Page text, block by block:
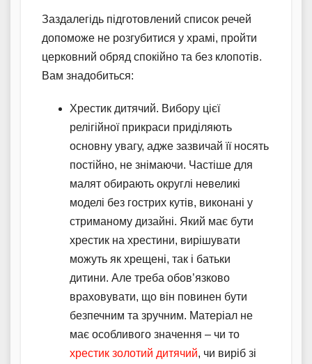
Заздалегідь підготовлений список речей
допоможе не розгубитися у храмі, пройти
церковний обряд спокійно та без клопотів.
Вам знадобиться:
Хрестик дитячий. Вибору цієї
релігійної прикраси приділяють
основну увагу, адже зазвичай її носять
постійно, не знімаючи. Частіше для
малят обирають округлі невеликі
моделі без гострих кутів, виконані у
стриманому дизайні. Який має бути
хрестик на хрестини, вирішувати
можуть як хрещені, так і батьки
дитини. Але треба обов’язково
враховувати, що він повинен бути
безпечним та зручним. Матеріал не
має особливого значення – чи то
хрестик золотий дитячий, чи виріб зі